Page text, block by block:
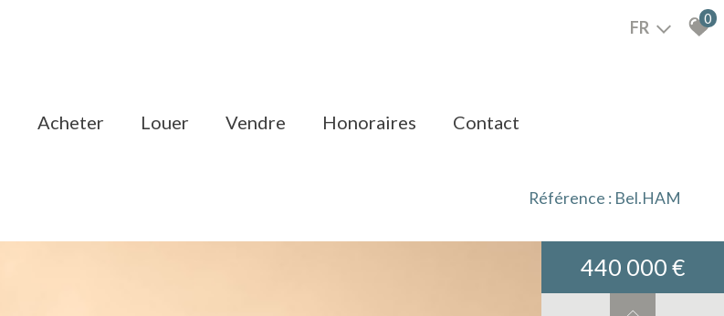
FR 0
acheter louer vendre honoraires contact
Référence : Bel.HAM
440 000 €